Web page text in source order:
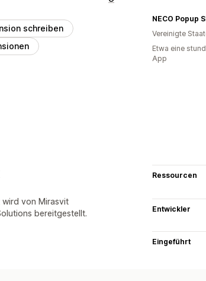
schreiben
NECO Popup
Vereinigte
Etwa eine
App
von Mirasvit
bereitgestellt.
Ressourcen
Entwickler
Eingeführt